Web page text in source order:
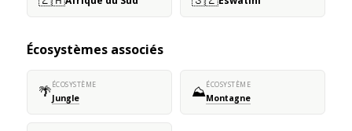
Écosystèmes associés
🌴ÉCOSYSTÈME
Jungle ⛰️ÉCOSYSTÈME
Montagne